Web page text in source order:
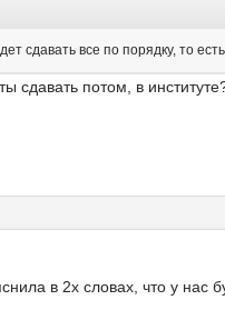
сдавать все по порядку, то
сдавать потом, в
в 2х словах, что у нас